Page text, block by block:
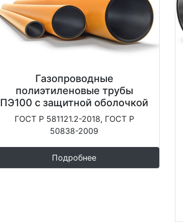
Газопроводные
полиэтиленовые трубы
ПЭ100 с защитной оболочкой
ГОСТ Р 581121.2-2018, ГОСТ Р
50838-2009
Подробнее